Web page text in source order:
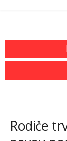
Rodiče